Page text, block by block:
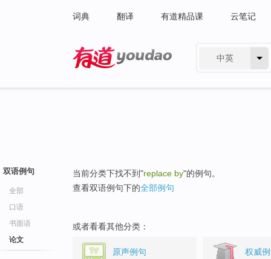
词典 翻译 有道精品课 云笔记
中英
双语例句
全部
口语
书面语
论文
当前分类下找不到"replace by"的例句。
查看双语例句下的全部例句
或者看看其他分类：
原声例句 权威